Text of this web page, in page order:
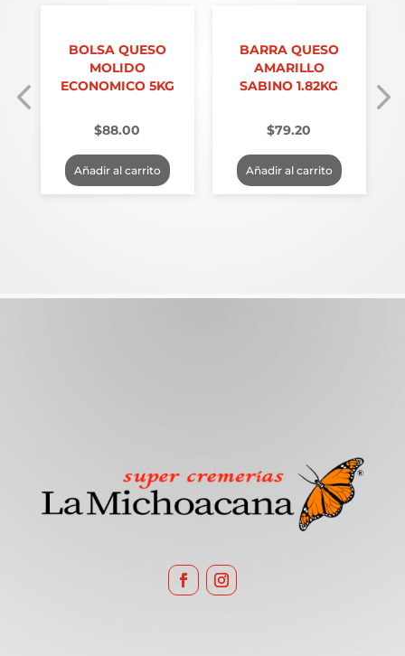
BOLSA QUESO
MOLIDO
ECONOMICO 5KG
$88.00
Añadir al carrito
BARRA QUESO
AMARILLO
SABINO 1.82KG
$79.20
Añadir al carrito